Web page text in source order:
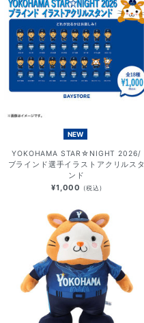
NEW
YOKOHAMA STAR☆NIGHT 2026/
ブラインド選手イラストアクリルスタ
ンド
¥1,000 (税込)